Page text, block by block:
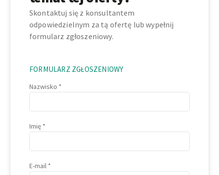
Skontaktuj się z konsultantem
odpowiedzielnym za tą ofertę lub wypełnij
formularz zgłoszeniowy.
FORMULARZ ZGŁOSZENIOWY
Nazwisko
Imię
E-mail